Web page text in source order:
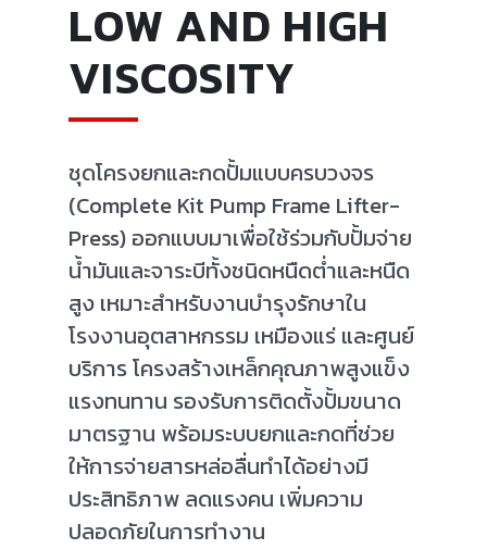
LOW AND HIGH
VISCOSITY
ชุดโครงยกและกดปั้มแบบครบวงจร
(Complete Kit Pump Frame Lifter-
Press) ออกแบบมาเพื่อใช้ร่วมกับปั้มจ่าย
น้ำมันและจาระบีทั้งชนิดหนืดต่ำและหนืด
สูง เหมาะสำหรับงานบำรุงรักษาใน
โรงงานอุตสาหกรรม เหมืองแร่ และศูนย์
บริการ โครงสร้างเหล็กคุณภาพสูงแข็ง
แรงทนทาน รองรับการติดตั้งปั้มขนาด
มาตรฐาน พร้อมระบบยกและกดที่ช่วย
ให้การจ่ายสารหล่อลื่นทำได้อย่างมี
ประสิทธิภาพ ลดแรงคน เพิ่มความ
ปลอดภัยในการทำงาน